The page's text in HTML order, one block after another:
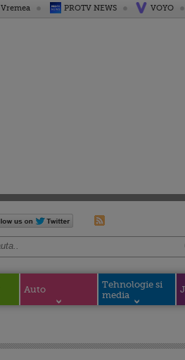
Vremea PROTV NEWS VOYO
Auto
Tehnologie si
media